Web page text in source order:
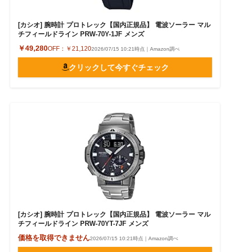
[カシオ] 腕時計 プロトレック【国内正規品】 電波ソーラー マル
チフィールドライン PRW-70Y-1JF メンズ
￥49,280OFF： ￥21,1202026/07/15 10:21時点｜Amazon調べ
クリックして今すぐチェック
[カシオ] 腕時計 プロトレック【国内正規品】 電波ソーラー マル
チフィールドライン PRW-70YT-7JF メンズ
価格を取得できません2026/07/15 10:21時点｜Amazon調べ